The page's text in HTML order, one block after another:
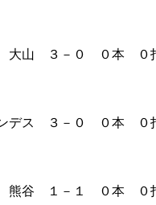
－０ ０本 ０打
ス ３－０ ０本 ０
－１ ０本 ０打